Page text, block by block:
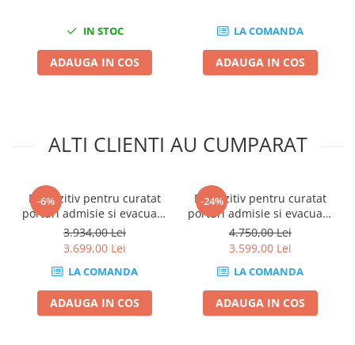
Compresoare
Filtre Pneumatice
Furtune Aer Comprimat
Pistoale Pneumatice
Polizoare biax
Slefuitoare Pneumatice
Scule speciale
Diagnoza si masurari
Rulmenti,Bucsi si Extractoare
IN STOC
ADAUGA IN COS
LA COMANDA
ADAUGA IN COS
ALTI CLIENTI AU CUMPARAT
-6%
Dispozitiv pentru curatat
porturi admisie si evacuare
fara demontare cu coji de
nuca si accesorii incluse
AUTOXSCAN
3.934,00 Lei
3.699,00 Lei
LA COMANDA
ADAUGA IN COS
-24%
Dispozitiv pentru curatat
porturi admisie si evacuare
fara demontare cu accesorii
+ 10KG Abraziv
4.750,00 Lei
3.599,00 Lei
LA COMANDA
ADAUGA IN COS